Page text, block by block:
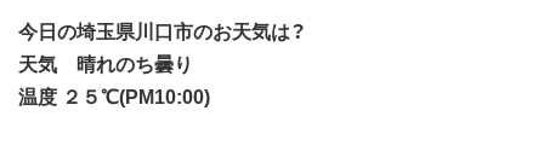
今日の埼玉県川口市のお天気は？
天気 晴れのち曇り
温度 ２５℃(PM10:00)